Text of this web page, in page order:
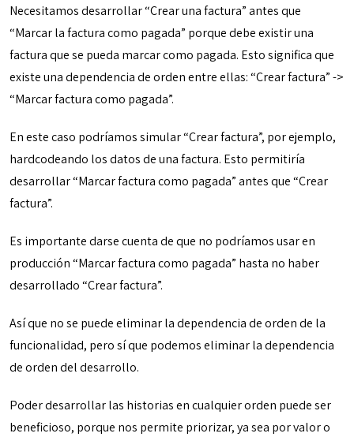
Necesitamos desarrollar “Crear una factura” antes que
“Marcar la factura como pagada” porque debe existir una
factura que se pueda marcar como pagada. Esto significa que
existe una dependencia de orden entre ellas: “Crear factura” ->
“Marcar factura como pagada”.
En este caso podríamos simular “Crear factura”, por ejemplo,
hardcodeando los datos de una factura. Esto permitiría
desarrollar “Marcar factura como pagada” antes que “Crear
factura”.
Es importante darse cuenta de que no podríamos usar en
producción “Marcar factura como pagada” hasta no haber
desarrollado “Crear factura”.
Así que no se puede eliminar la dependencia de orden de la
funcionalidad, pero sí que podemos eliminar la dependencia
de orden del desarrollo.
Poder desarrollar las historias en cualquier orden puede ser
beneficioso, porque nos permite priorizar, ya sea por valor o